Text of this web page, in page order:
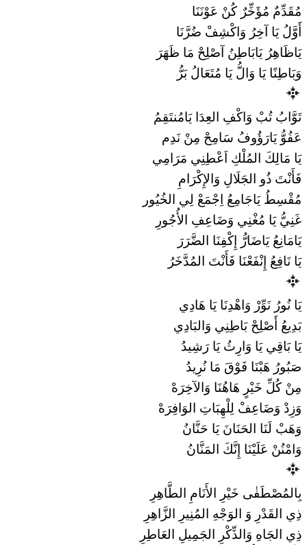
مُقَدِّمٌ مُؤَخِّرٌ كُنْ عَوْنَنَا
أَوَّلُ يَا آخِرُ وَاكْشِفْ ضُرَّنَا
يَاظَاهِرُ يَابَاطِنُ آصْلِحْ مَا ظَهَرَ
وَبَاطِنًا يَا وَالُّ يَا مُتَعَالُ بَرُّ
تَوَّابُ تُبْ وَاكْفِ العِدَا يَامُنتَقِمُ
عَفُوُّ يَارَؤُوفُ سَامِحْ مِنْ نَدِم
يَا مَالِكَ المُلْكِ اَعْطِنِي مَرَامِي
فَأَنْتَ ذُو الجَلَالِ وَالإِكْرَامِ
مُقْسِطُ يَاجَامِعُ اِجْمَعْ لِي الخُيُور
غَنِيُّ يَا مُغْنِي وَضَاعِفِ الأُجُورِ
يَامَانِعُ يَاضَارُّ إِكْفِنَا الضَّرَرَ
يَا نَافِعُ إِنْفَعْنَا فَأَنْتَ المُدَّخَرُ
يَا نُورُ نَوِّرْ وَاهْدِنَا يَا هَادِي
بَدِيعُ أَصْلِحْ بَاطِنِي وَالبَادِي
يَا بَاقِي يَا وَارِثُ يَا رَشِيدُ
صَبُورُ هَبْنَا فَوْقَ مَا نُرِيدُ
مِنْ كُلِّ خَيْرٍ هَاهُنَا وَالآخِرَهْ
وَزِدْ وَضَاعِفْ لِلْهِبَاتِ الوَافِرَهْ
وَهَبْ لَنَا الحَنَانَ يَا حَنَّانُ
وَامْنُنْ عَلَيْنَا إِنَّكَ المَنَّانُ
بِالمُصْطَفٰى خَيْرِ الأَنَامِ الطَّاهِرِ
ذِي القَدْرِ وَ الوَجْهِ المُنِيرِ الزَّاهِرِ
ذِي الجَاهِ وَالذِّكْرِ الجَمِيلِ العَاطِرِ